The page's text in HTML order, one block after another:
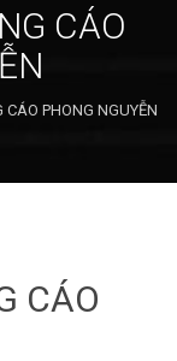
CÁO
CÁO PHONG NGUYỄN
CÁO